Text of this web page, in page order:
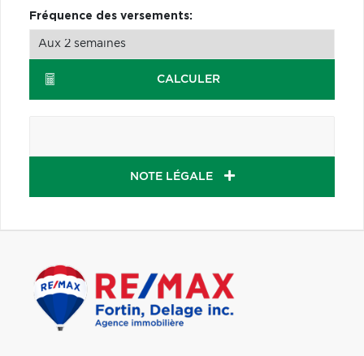
Fréquence des versements:
CALCULER
NOTE LÉGALE